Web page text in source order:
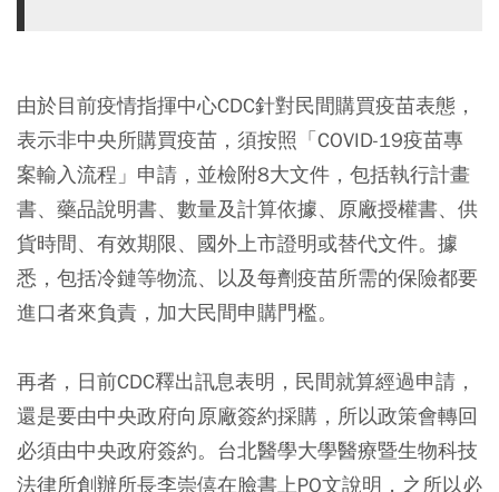
由於目前疫情指揮中心CDC針對民間購買疫苗表態，
表示非中央所購買疫苗，須按照「COVID-19疫苗專
案輸入流程」申請，並檢附8大文件，包括執行計畫
書、藥品說明書、數量及計算依據、原廠授權書、供
貨時間、有效期限、國外上市證明或替代文件。據
悉，包括冷鏈等物流、以及每劑疫苗所需的保險都要
進口者來負責，加大民間申購門檻。
再者，日前CDC釋出訊息表明，民間就算經過申請，
還是要由中央政府向原廠簽約採購，所以政策會轉回
必須由中央政府簽約。台北醫學大學醫療暨生物科技
法律所創辦所長李崇僖在臉書上PO文說明，之所以必